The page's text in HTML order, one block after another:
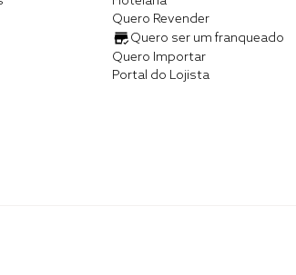
Quero Revender
Quero ser um franqueado
Quero Importar
Portal do Lojista